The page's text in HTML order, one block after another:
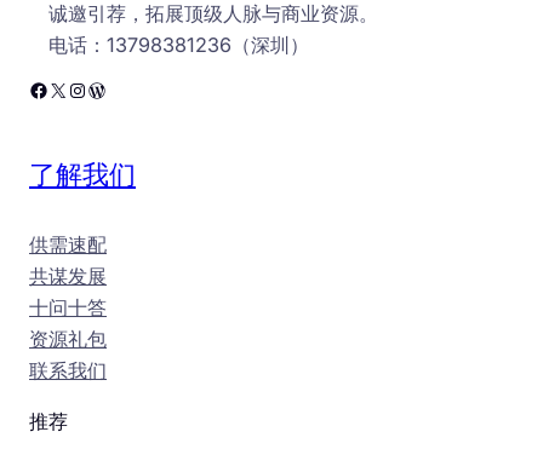
诚邀引荐，拓展顶级人脉与商业资源。
电话：13798381236（深圳）
Facebook X Instagram WordPress
了解我们
供需速配
共谋发展
十问十答
资源礼包
联系我们
推荐